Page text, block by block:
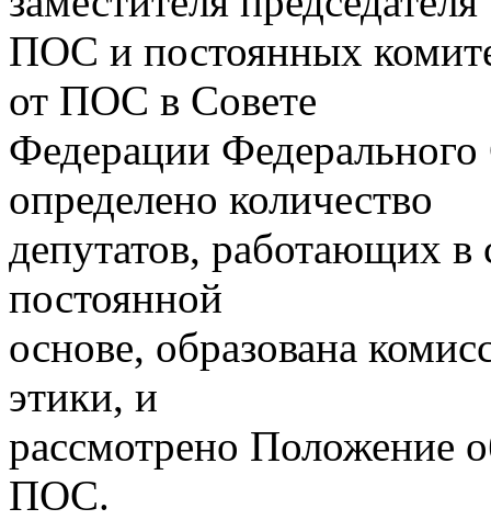
ПОС и постоянных
от ПОС в Совете
Федерации
определено количество
депутатов, работающих
постоянной
основе, образована
этики, и
рассмотрено Положение
ПОС.